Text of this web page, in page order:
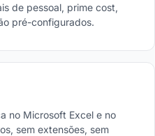
de pessoal, prime cost,
pré-configurados.
no Microsoft Excel e no
sem extensões, sem